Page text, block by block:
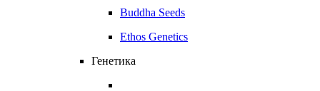
Buddha Seeds
Ethos Genetics
Генетика